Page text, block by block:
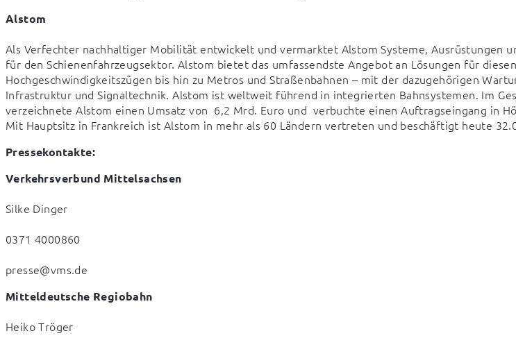
Alstom
Als Verfechter nachhaltiger Mobilität entwickelt und vermarktet Alstom Systeme, Ausrüstungen
für den Schienenfahrzeugsektor. Alstom bietet das umfassendste Angebot an Lösungen für
Hochgeschwindigkeitszügen bis hin zu Metros und Straßenbahnen – mit der dazugehörigen
Infrastruktur und Signaltechnik. Alstom ist weltweit führend in integrierten Bahnsystemen. Im
verzeichnete Alstom einen Umsatz von  6,2 Mrd. Euro und  verbuchte einen Auftragseingang in
Mit Hauptsitz in Frankreich ist Alstom in mehr als 60 Ländern vertreten und beschäftigt heute
Pressekontakte:
Verkehrsverbund Mittelsachsen
Silke Dinger
0371 4000860
presse@vms.de
Mitteldeutsche Regiobahn
Heiko Tröger